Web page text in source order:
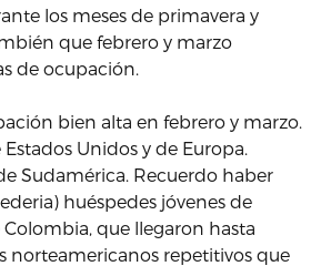
los meses de primavera y
que febrero y marzo
de ocupación.
bien alta en febrero y marzo.
Unidos y de Europa.
Sudamérica. Recuerdo haber
huéspedes jóvenes de
Colombia, que llegaron hasta
norteamericanos repetitivos que